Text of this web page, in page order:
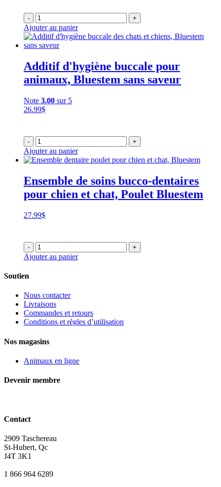
- +
Ajouter au panier
Additif d'hygiène buccale pour
animaux, Bluestem sans saveur
Note 3.00 sur 5
26.99$
- +
Ajouter au panier
Ensemble de soins bucco-dentaires
pour chien et chat, Poulet Bluestem
27.99$
- +
Ajouter au panier
Soutien
Nous contacter
Livraisons
Commandes et retours
Conditions et règles d’utilisation
Nos magasins
Animaux en ligne
Devenir membre
Contact
2909 Taschereau
St-Hubert, Qc
J4T 3K1
1 866 964 6289